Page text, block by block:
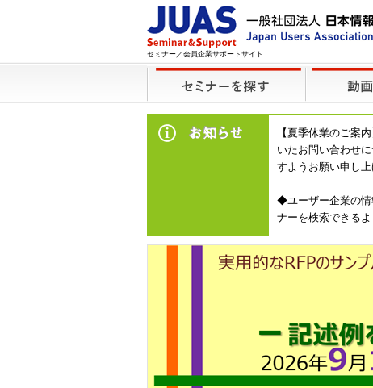
セミナー／会員企業サポートサイト
【夏季休業のご案
いたお問い合わせ
すようお願い申し上
◆ユーザー企業の情
ナーを検索できるよ